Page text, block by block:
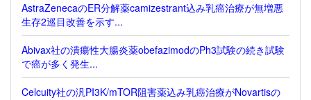
AstraZenecaのER分解薬camizestrant込み乳癌治療が無増悪
生存2巡目改善を示す...
Abivax社の潰瘍性大腸炎薬obefazimodのPh3試験の続き試験
で癌が多く発生...
Celcuity社の汎PI3K/mTOR阻害薬込み乳癌治療がNovartisの